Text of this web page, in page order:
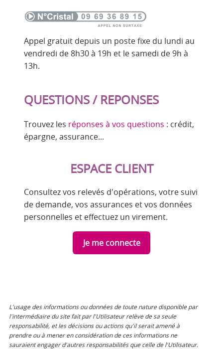
Appel gratuit depuis un poste fixe du lundi au
vendredi de 8h30 à 19h et le samedi de 9h à
13h.
QUESTIONS / REPONSES
Trouvez les réponses à vos questions : crédit,
épargne, assurance...
ESPACE CLIENT
Consultez vos relevés d'opérations, votre suivi
de demande, vos assurances et vos données
personnelles et effectuez un virement.
Je me connecte
L'usage des informations ou données de toute nature disponible par
l'intermédiaire du site fait par l'Utilisateur relève de sa seule
responsabilité, et les décisions ou actions qu'il serait amené à
prendre ou à mener en considération de ces informations ne
sauraient engager d'autres responsabilités que celle de l'Utilisateur.